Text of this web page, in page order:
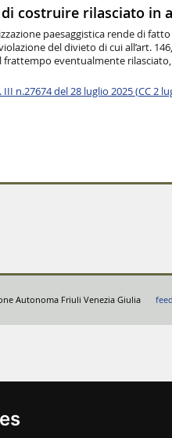
costruire rilasciato in
paesaggistica rende di
del divieto di cui all’art.
eventualmente rilasciato,
n.27674 del 28 luglio 2025 (CC 2
Autonoma Friuli Venezia Giulia